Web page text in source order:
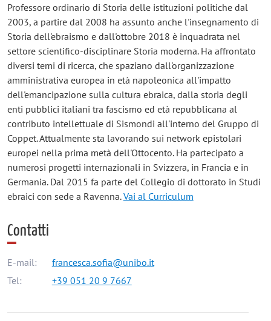
Professore ordinario di Storia delle istituzioni politiche dal
2003, a partire dal 2008 ha assunto anche l'insegnamento di
Storia dell'ebraismo e dall'ottobre 2018 è inquadrata nel
settore scientifico-disciplinare Storia moderna. Ha affrontato
diversi temi di ricerca, che spaziano dall'organizzazione
amministrativa europea in età napoleonica all'impatto
dell'emancipazione sulla cultura ebraica, dalla storia degli
enti pubblici italiani tra fascismo ed età repubblicana al
contributo intellettuale di Sismondi all'interno del Gruppo di
Coppet. Attualmente sta lavorando sui network epistolari
europei nella prima metà dell'Ottocento. Ha partecipato a
numerosi progetti internazionali in Svizzera, in Francia e in
Germania. Dal 2015 fa parte del Collegio di dottorato in Studi
ebraici con sede a Ravenna.Vai al Curriculum
Contatti
E-mail:
francesca.sofia@unibo.it
Tel:
+39 051 20 9 7667